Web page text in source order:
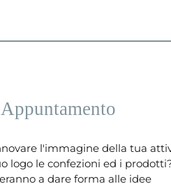
l'immagine della tua
logo le confezioni ed i
a dare forma alle idee